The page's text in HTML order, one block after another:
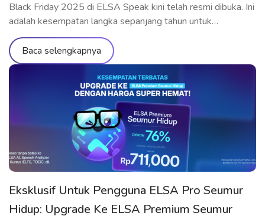
Black Friday 2025 di ELSA Speak kini telah resmi dibuka. Ini
adalah kesempatan langka sepanjang tahun untuk
memperoleh paket belajar ELSA Premium dan ELSA Pro
dengan harga diskon yang belum pernah ada sebelumnya.
Jangan lewatkan kesempatan untuk menikmati seluruh fitur
premium, melatih pengucapan, dan berkomunikasi dalam
bahasa Inggris dengan standar internasional bersama ELSA.
Baca selengkapnya
Eksklusif Untuk Pengguna ELSA Pro Seumur
Hidup: Upgrade Ke ELSA Premium Seumur